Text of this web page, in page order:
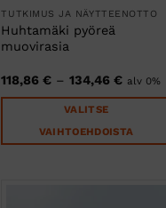
TUTKIMUS JA NÄYTTEENOTTO
Huhtamäki pyöreä
muovirasia
118,86€ – 134,46€ alv 0%
VALITSE
VAIHTOEHDOISTA